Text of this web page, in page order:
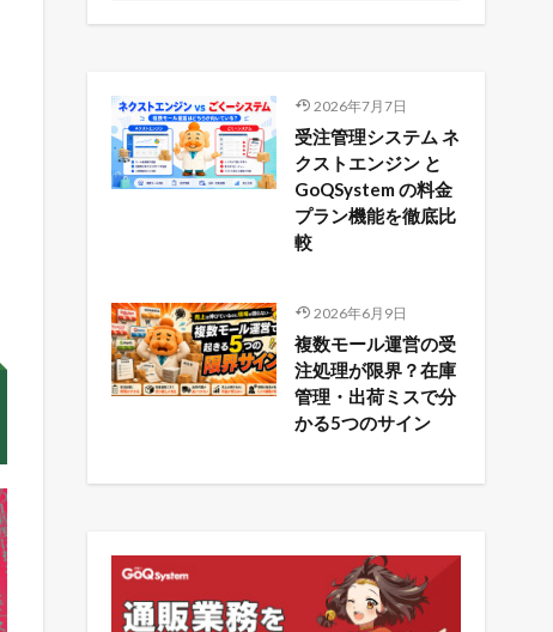
2026年7月7日
受注管理システム ネ
クストエンジン と
GoQSystem の料金
プラン機能を徹底比
較
2026年6月9日
複数モール運営の受
注処理が限界？在庫
管理・出荷ミスで分
かる5つのサイン